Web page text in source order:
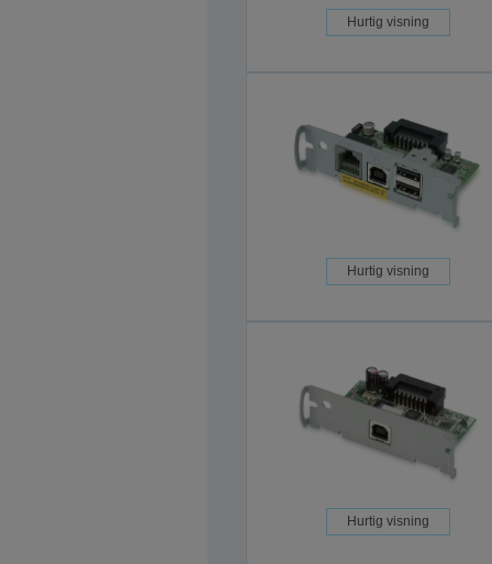
Hurtig visning
Hurtig visning
Hurtig visning